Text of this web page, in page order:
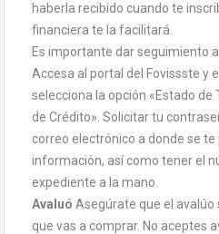
haberla recibido cuando te
financiera te la facilitará.
Es importante dar seguimiento
Accesa al portal del Fovissste y
selecciona la opción «Estado de
de Crédito». Solicitar tu
correo electrónico a donde se
información, así como tener el
expediente a la mano.
Avaluó Asegúrate que el avalúo
que vas a comprar. No aceptes